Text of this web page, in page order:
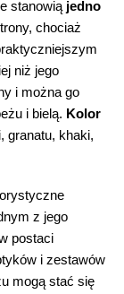
stanowią jedno
chociaż
niż jego
i można go
i bielą. Kolor
granatu, khaki,
z jego
postaci
i zestawów
mogą stać się